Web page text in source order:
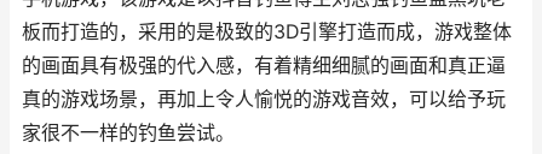
板而打造的，采用的是极致的3D引擎打造而成，游戏整体
的画面具有极强的代入感，有着精细细腻的画面和真正逼
真的游戏场景，再加上令人愉悦的游戏音效，可以给予玩
家很不一样的钓鱼尝试。